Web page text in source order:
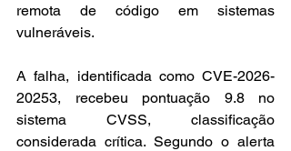
remota de código em sistemas
vulneráveis.
A falha, identificada como CVE-2026-
20253, recebeu pontuação 9.8 no
sistema CVSS, classificação
considerada crítica. Segundo o alerta